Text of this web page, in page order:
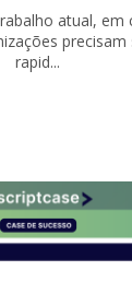
atual, em
precisam
rapid...